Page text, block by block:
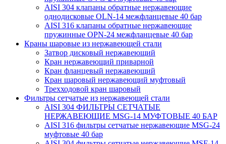
AISI 304 клапаны обратные нержавеющие
однодисковые OLN-14 межфланцевые 40 бар
AISI 316 клапаны обратные нержавеющие
пружинные OPN-24 межфланцевые 40 бар
Краны шаровые из нержавеющей стали
Затвор дисковый нержавеющий
Кран нержавеющий приварной
Кран фланцевый нержавеющий
Кран шаровый нержавеющий муфтовый
Трехходовой кран шаровый
Фильтры сетчатые из нержавеющей стали
AISI 304 ФИЛЬТРЫ СЕТЧАТЫЕ
НЕРЖАВЕЮЩИЕ MSG-14 МУФТОВЫЕ 40 БАР
AISI 316 фильтры сетчатые нержавеющие MSG-24
муфтовые 40 бар